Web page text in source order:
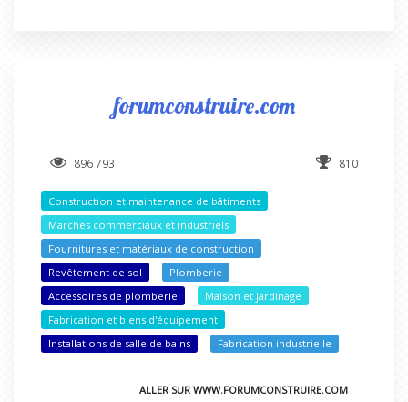
forumconstruire.com
896 793 810
Construction et maintenance de bâtiments
Marchés commerciaux et industriels
Fournitures et matériaux de construction
Revêtement de sol
Plomberie
Accessoires de plomberie
Maison et jardinage
Fabrication et biens d'équipement
Installations de salle de bains
Fabrication industrielle
ALLER SUR WWW.FORUMCONSTRUIRE.COM